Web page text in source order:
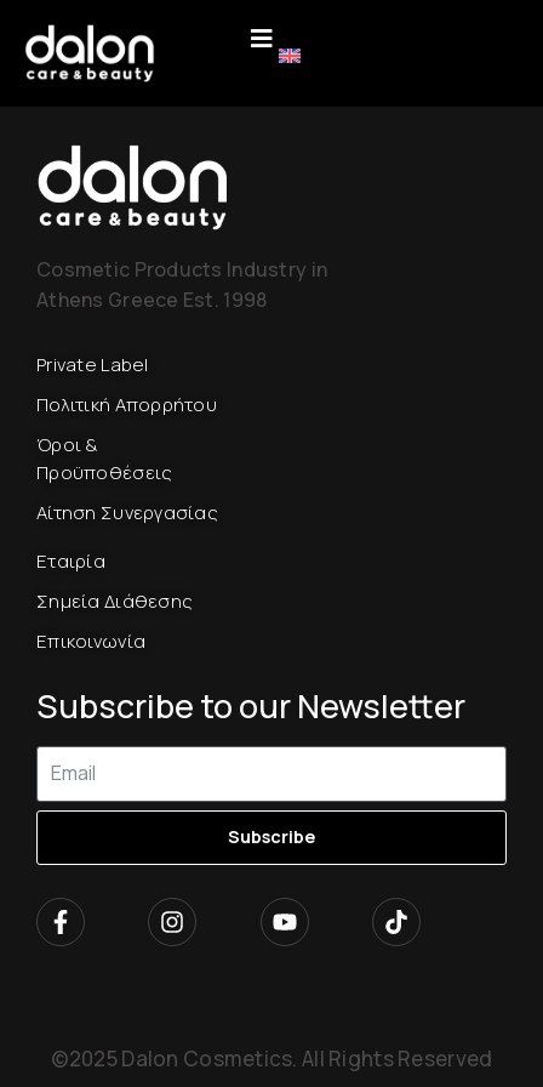
Cosmetic Products Industry in
Athens Greece Est. 1998
Private Label
Πολιτική Απορρήτου
Όροι &
Προϋποθέσεις
Αίτηση Συνεργασίας
Εταιρία
Σημεία Διάθεσης
Επικοινωνία
Subscribe to our Newsletter
Subscribe
©2025 Dalon Cosmetics. All Rights Reserved